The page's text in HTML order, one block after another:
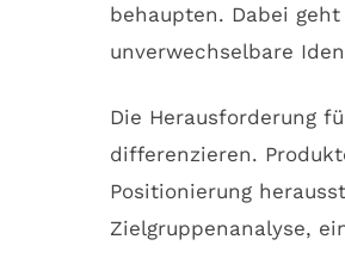
behaupten. Dabei
unverwechselbare
Die Herausforderung
differenzieren.
Positionierung
Zielgruppenanalyse,